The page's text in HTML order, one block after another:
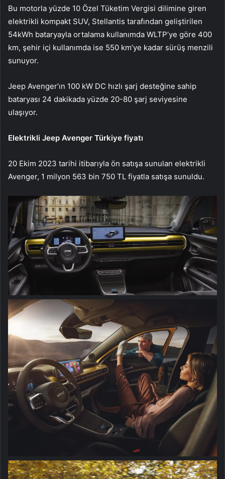
Bu motorla yüzde 10 Özel Tüketim Vergisi dilimine giren
elektrikli kompakt SUV, Stellantis tarafından geliştirilen
54kWh bataryayla ortalama kullanımda WLTP’ye göre 400
km, şehir içi kullanımda ise 550 km’ye kadar sürüş menzili
sunuyor.
Jeep Avenger’ın 100 kW DC hızlı şarj desteğine sahip
bataryası 24 dakikada yüzde 20-80 şarj seviyesine
ulaşıyor.
Elektrikli Jeep Avenger Türkiye fiyatı
20 Ekim 2023 tarihi itibarıyla ön satışa sunulan elektrikli
Avenger, 1 milyon 563 bin 750 TL fiyatla satışa sunuldu.